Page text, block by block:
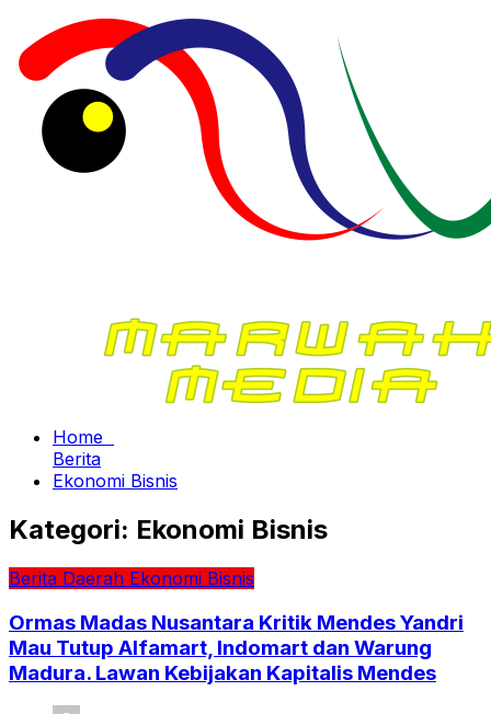
Home
Berita
Ekonomi Bisnis
Kategori: Ekonomi Bisnis
Berita Daerah Ekonomi Bisnis
Ormas Madas Nusantara Kritik Mendes Yandri
Mau Tutup Alfamart, Indomart dan Warung
Madura. Lawan Kebijakan Kapitalis Mendes